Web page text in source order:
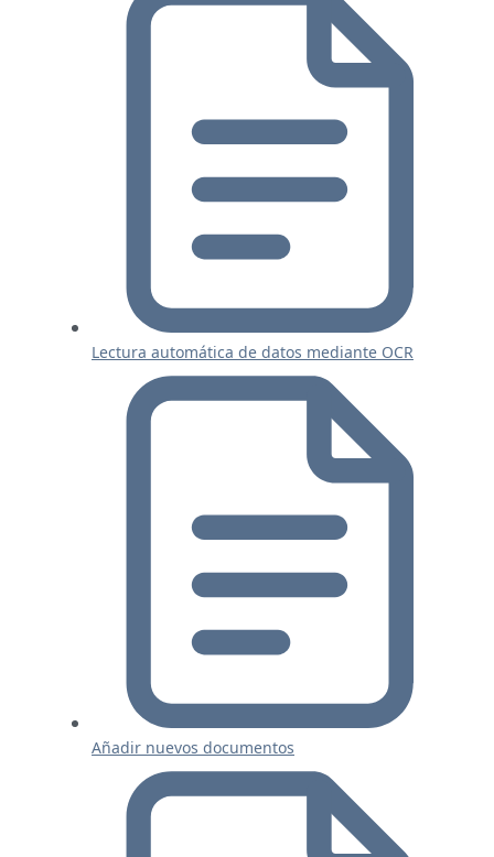
Lectura automática de datos mediante OCR
Añadir nuevos documentos